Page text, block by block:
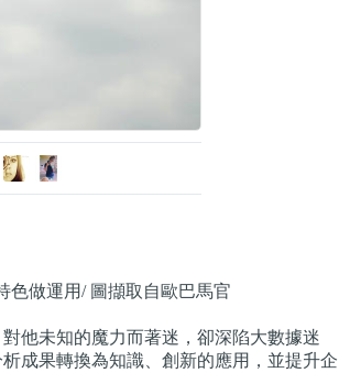
色做運用/ 圖擷取自歐巴馬官
他未知的魔力而著迷，卻深陷大數據迷
成果轉換為知識、創新的應用，並提升企